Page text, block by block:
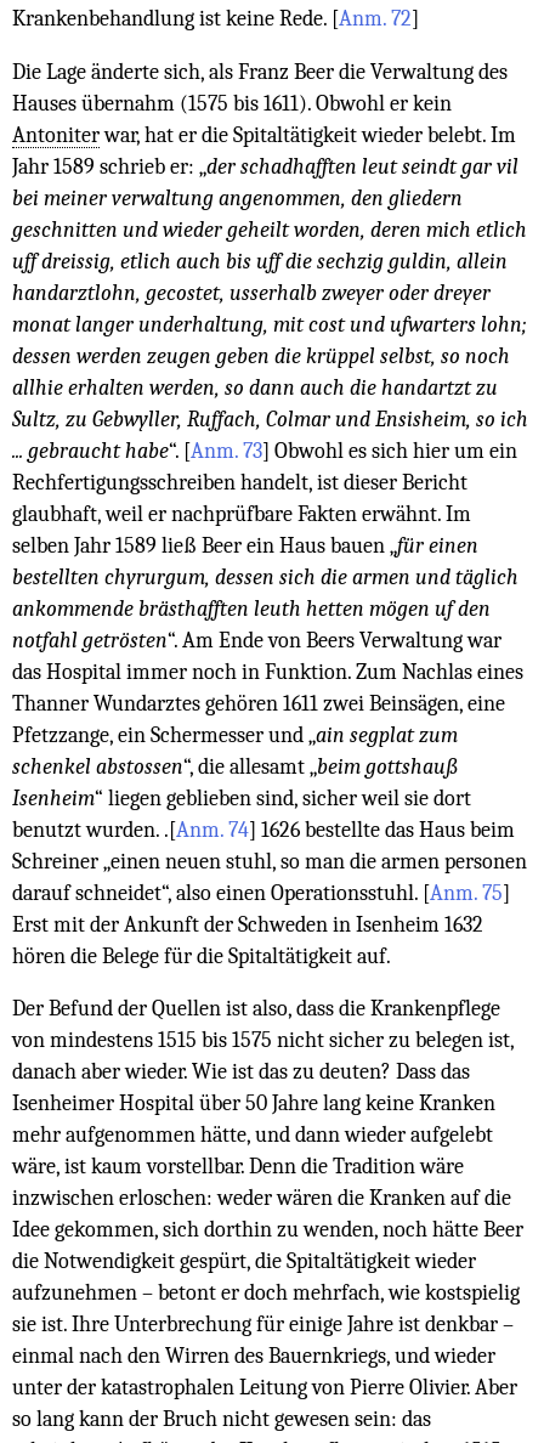
Krankenbehandlung ist keine Rede. [Anm. 72]
Die Lage änderte sich, als Franz Beer die Verwaltung des
Hauses übernahm (1575 bis 1611). Obwohl er kein
Antoniterwar, hat er die Spitaltätigkeit wieder belebt. Im
Jahr 1589 schrieb er: „der schadhafften leut seindt gar vil
bei meiner verwaltung angenommen, den gliedern
geschnitten und wieder geheilt worden, deren mich etlich
uff dreissig, etlich auch bis uff die sechzig guldin, allein
handarztlohn, gecostet, usserhalb zweyer oder dreyer
monat langer underhaltung, mit cost und ufwarters lohn;
dessen werden zeugen geben die krüppel selbst, so noch
allhie erhalten werden, so dann auch die handartzt zu
Sultz, zu Gebwyller, Ruffach, Colmar und Ensisheim, so ich
... gebraucht habe“. [Anm. 73] Obwohl es sich hier um ein
Rechfertigungsschreiben handelt, ist dieser Bericht
glaubhaft, weil er nachprüfbare Fakten erwähnt. Im
selben Jahr 1589 ließ Beer ein Haus bauen „für einen
bestellten chyrurgum, dessen sich die armen und täglich
ankommende brästhafften leuth hetten mögen uf den
notfahl getrösten“. Am Ende von Beers Verwaltung war
das Hospital immer noch in Funktion. Zum Nachlas eines
Thanner Wundarztes gehören 1611 zwei Beinsägen, eine
Pfetzzange, ein Schermesser und „ain segplat zum
schenkel abstossen“, die allesamt „beim gottshauß
Isenheim“ liegen geblieben sind, sicher weil sie dort
benutzt wurden. .[Anm. 74] 1626 bestellte das Haus beim
Schreiner „einen neuen stuhl, so man die armen personen
darauf schneidet“, also einen Operationsstuhl. [Anm. 75]
Erst mit der Ankunft der Schweden in Isenheim 1632
hören die Belege für die Spitaltätigkeit auf.
Der Befund der Quellen ist also, dass die Krankenpflege
von mindestens 1515 bis 1575 nicht sicher zu belegen ist,
danach aber wieder. Wie ist das zu deuten? Dass das
Isenheimer Hospital über 50 Jahre lang keine Kranken
mehr aufgenommen hätte, und dann wieder aufgelebt
wäre, ist kaum vorstellbar. Denn die Tradition wäre
inzwischen erloschen: weder wären die Kranken auf die
Idee gekommen, sich dorthin zu wenden, noch hätte Beer
die Notwendigkeit gespürt, die Spitaltätigkeit wieder
aufzunehmen – betont er doch mehrfach, wie kostspielig
sie ist. Ihre Unterbrechung für einige Jahre ist denkbar –
einmal nach den Wirren des Bauernkriegs, und wieder
unter der katastrophalen Leitung von Pierre Olivier. Aber
so lang kann der Bruch nicht gewesen sein: das